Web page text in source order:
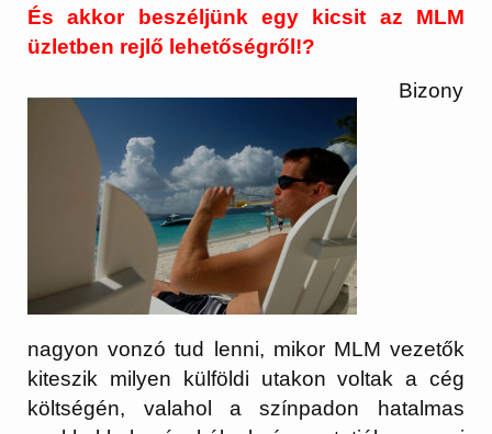
És akkor beszéljünk egy kicsit az MLM
üzletben rejlő lehetőségről!?
Bizony
nagyon vonzó tud lenni, mikor MLM vezetők
kiteszik milyen külföldi utakon voltak a cég
költségén, valahol a színpadon hatalmas